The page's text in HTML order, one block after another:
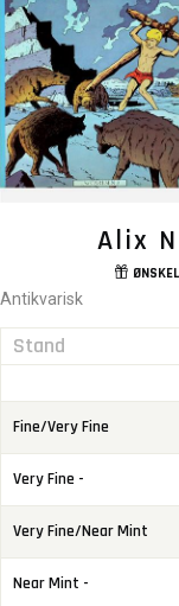
Alix
Antikvarisk
Stand
Fine/Very Fine
Very Fine -
Very Fine/Near Mint
Near Mint -